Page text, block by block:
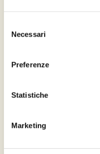
delNecessari
Preferenze
Statistiche
Marketing
rispetto per la dignità e i
Basi scientifiche
dimostrati efficaci